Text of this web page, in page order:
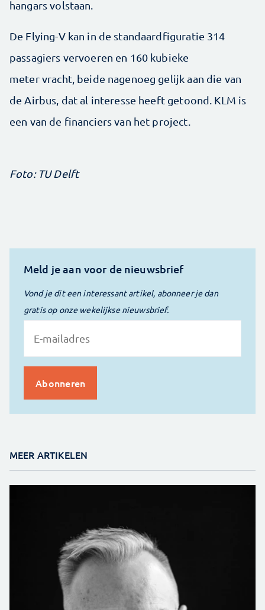
hangars volstaan.
De Flying-V kan in de standaardfiguratie 314
passagiers vervoeren en 160 kubieke
meter vracht, beide nagenoeg gelijk aan die van
de Airbus, dat al interesse heeft getoond. KLM is
een van de financiers van het project.
Foto: TU Delft
Meld je aan voor de nieuwsbrief
Vond je dit een interessant artikel, abonneer je dan
gratis op onze wekelijkse nieuwsbrief.
MEER ARTIKELEN